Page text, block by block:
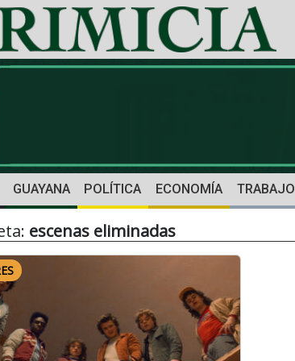
GUAYANA POLÍTICA ECONOMÍA TRABAJO
escenas eliminadas